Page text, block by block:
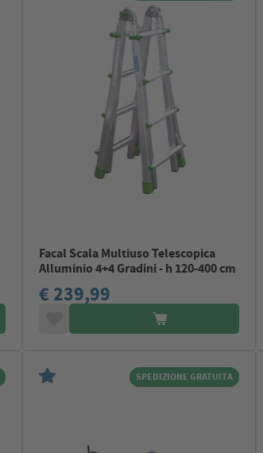
Facal Scala Multiuso Telescopica
Alluminio 4+4 Gradini - h 120-400 cm
€ 239,99
SPEDIZIONE GRATUITA